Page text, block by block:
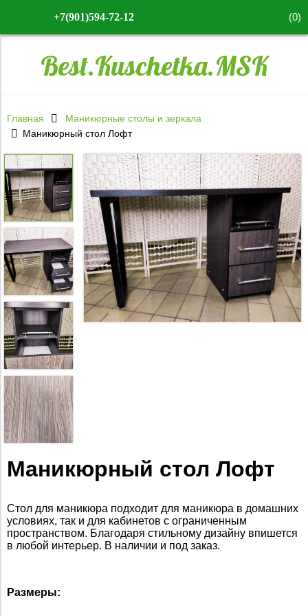
+7(901)594-72-12 (0)
Best.Kuschetka.MSK
Главная
Маникюрные столы и зеркала
Маникюрный стол Лофт
Маникюрный стол Лофт
Стол для маникюра подходит для маникюра в домашних
условиях, так и для кабинетов с ограниченным
пространством. Благодаря стильному дизайну впишется
в любой интерьер. В наличии и под заказ.
Размеры: